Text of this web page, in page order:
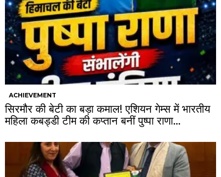
ACHIEVEMENT
सिरमौर की बेटी का बड़ा कमाल! एशियन गेम्स में भारतीय
महिला कबड्डी टीम की कप्तान बनीं पुष्पा राणा…